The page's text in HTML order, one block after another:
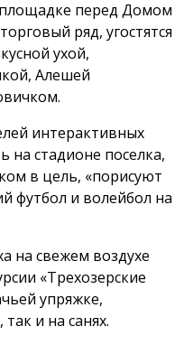
перед Домом
ряд, угостятся
ухой,
Алешей
интерактивных
на стадионе поселка,
в цель, «порисуют
футбол и волейбол на
на свежем воздухе
«Трехозерские
упряжке,
и на санях.